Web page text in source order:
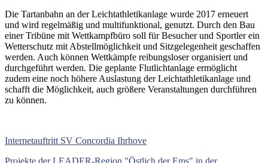
Die Tartanbahn an der Leichtathletikanlage wurde 2017 erneuert
und wird regelmäßig und multifunktional, genutzt. Durch den Bau
einer Tribüne mit Wettkampfbüro soll für Besucher und Sportler ein
Wetterschutz mit Abstellmöglichkeit und Sitzgelegenheit geschaffen
werden. Auch können Wettkämpfe reibungsloser organisiert und
durchgeführt werden. Die geplante Flutlichtanlage ermöglicht
zudem eine noch höhere Auslastung der Leichtathletikanlage und
schafft die Möglichkeit, auch größere Veranstaltungen durchführen
zu können.
Internetauftritt SV Concordia Ihrhove